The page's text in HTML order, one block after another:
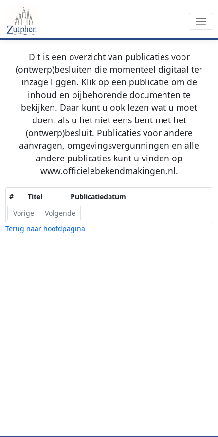
Dit is een overzicht van publicaties voor
(ontwerp)besluiten die momenteel digitaal ter
inzage liggen. Klik op een publicatie om de
inhoud en bijbehorende documenten te
bekijken. Daar kunt u ook lezen wat u moet
doen, als u het niet eens bent met het
(ontwerp)besluit. Publicaties voor andere
aanvragen, omgevingsvergunningen en alle
andere publicaties kunt u vinden op
www.officielebekendmakingen.nl.
# Titel
Publicatiedatum
Vorige
Volgende
Terug naar hoofdpagina